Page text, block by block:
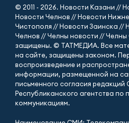
© 2011 - 2026. Новости Казани //
Новости Челнов // Новости
Чистополя // Новости Заинска //
Челнов // Челны новости //
защищены. © ТАТМЕДИА. Все
на сайте, защищены законом.
воспроизведение и
информации, размещенной на
письменного согласия
Республиканского агентства по
коммуникациям.